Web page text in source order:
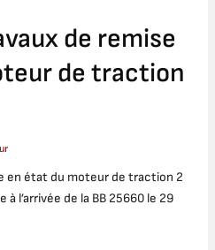
de remise
de traction
en état du moteur de traction 2
l’arrivée de la BB 25660 le 29